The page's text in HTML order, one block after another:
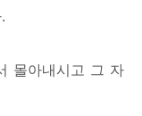
몰아내시고 그 자